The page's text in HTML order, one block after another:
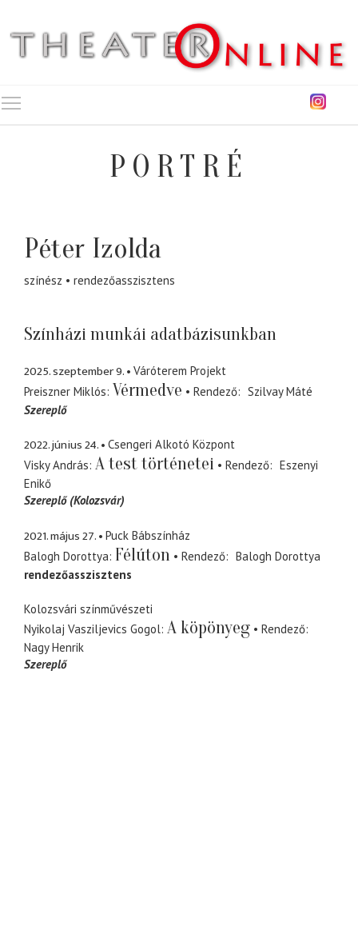
PORTRÉ
Péter Izolda
színész rendezőasszisztens
Színházi munkái adatbázisunkban
2025. szeptember 9.
Váróterem Projekt
Preiszner Miklós Vérmedve Rendező
Szilvay Máté
Szereplő
2022. június 24.
Csengeri Alkotó Központ
Visky András A test történetei Rendező
Eszenyi
Enikő
Szereplő (Kolozsvár)
2021. május 27.
Puck Bábszínház
Balogh Dorottya Félúton Rendező
Balogh Dorottya
rendezőasszisztens
Kolozsvári színművészeti
Nyikolaj Vasziljevics Gogol A köpönyeg
Rendező
Nagy Henrik
Szereplő